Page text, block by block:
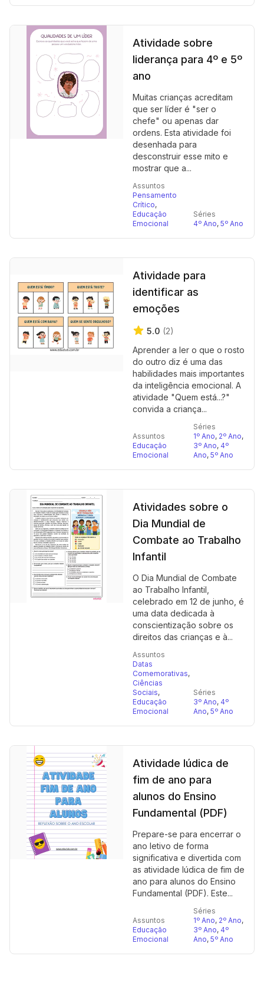
Atividade sobre
liderança para 4º e 5º
ano
Muitas crianças acreditam
que ser líder é "ser o
chefe" ou apenas dar
ordens. Esta atividade foi
desenhada para
desconstruir esse mito e
mostrar que a...
Assuntos
Pensamento
Crítico,
Educação
Emocional
Séries
4º Ano, 5º Ano
Atividade para
identificar as
emoções
5.0 (2)
Aprender a ler o que o rosto
do outro diz é uma das
habilidades mais importantes
da inteligência emocional. A
atividade "Quem está...?"
convida a criança...
Assuntos
Educação
Emocional
Séries
1º Ano, 2º Ano,
3º Ano, 4º
Ano, 5º Ano
Atividades sobre o
Dia Mundial de
Combate ao Trabalho
Infantil
O Dia Mundial de Combate
ao Trabalho Infantil,
celebrado em 12 de junho, é
uma data dedicada à
conscientização sobre os
direitos das crianças e à...
Assuntos
Datas
Comemorativas,
Ciências
Sociais,
Educação
Emocional
Séries
3º Ano, 4º
Ano, 5º Ano
Atividade lúdica de
fim de ano para
alunos do Ensino
Fundamental (PDF)
Prepare-se para encerrar o
ano letivo de forma
significativa e divertida com
as atividade lúdica de fim de
ano para alunos do Ensino
Fundamental (PDF). Este...
Assuntos
Educação
Emocional
Séries
1º Ano, 2º Ano,
3º Ano, 4º
Ano, 5º Ano